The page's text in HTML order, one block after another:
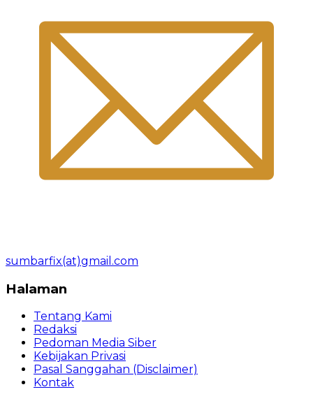
sumbarfix(at)gmail.com
Halaman
Tentang Kami
Redaksi
Pedoman Media Siber
Kebijakan Privasi
Pasal Sanggahan (Disclaimer)
Kontak